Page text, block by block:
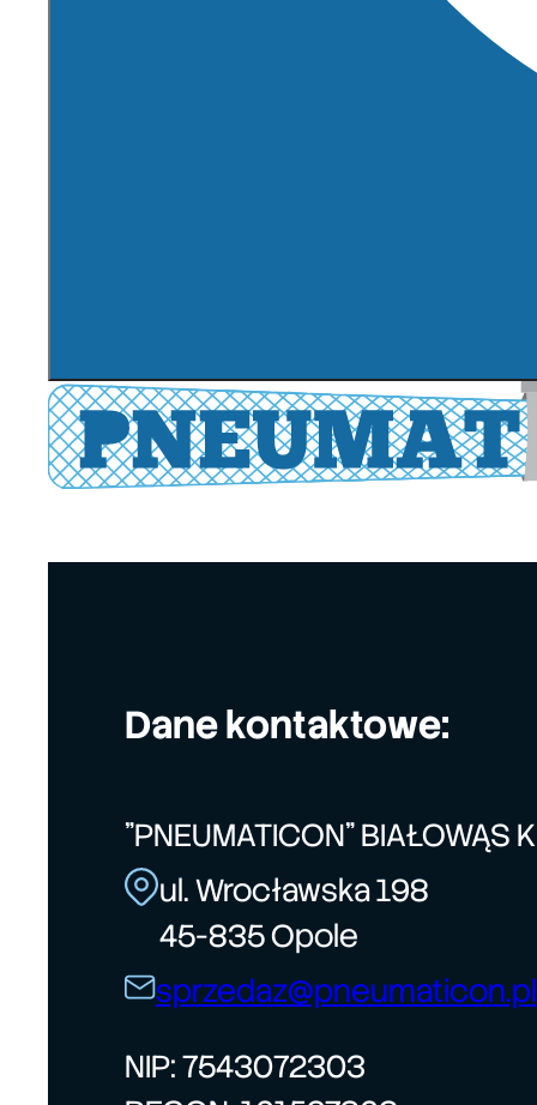
Dane kontaktowe:
"PNEUMATICON" BIAŁOWĄS
ul. Wrocławska 198
45-835 Opole
sprzedaz@pneumaticon.pl
NIP: 7543072303